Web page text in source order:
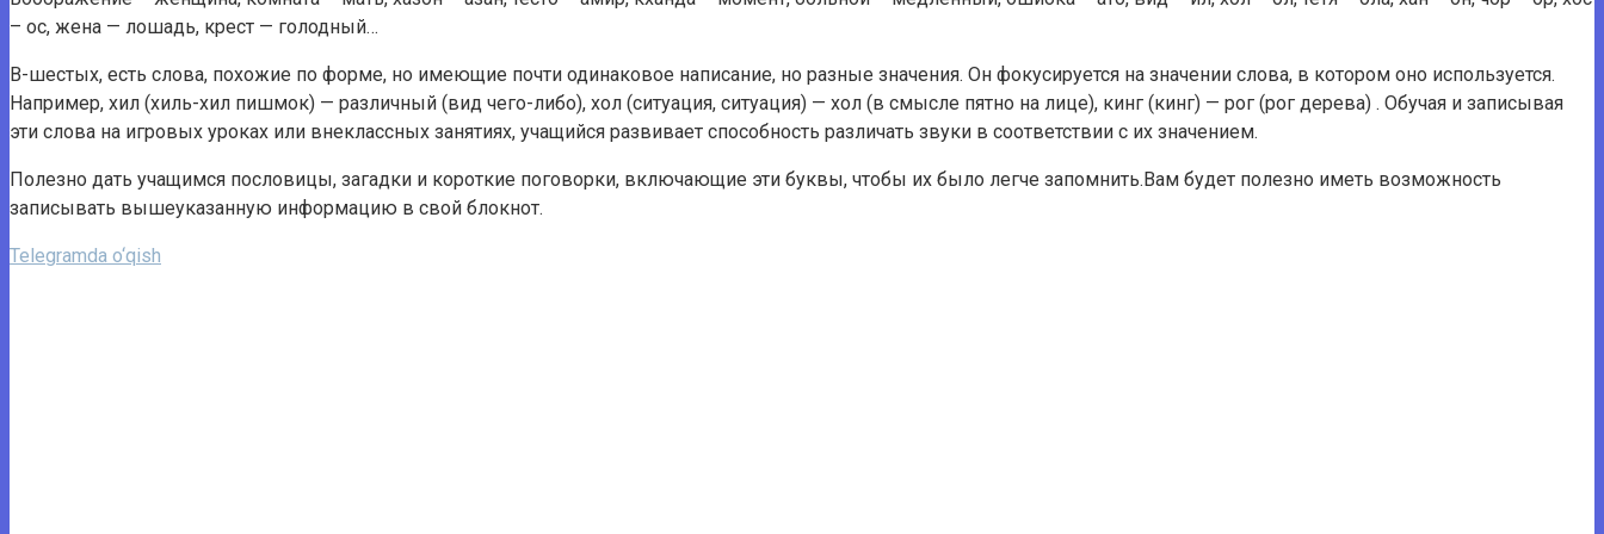
– ос, жена — лошадь, крест — голодный…
В-шестых, есть слова, похожие по форме, но имеющие почти одинаковое написание, но разные значения. Он фокусируется на значении слова, в котором оно используется.
Например, хил (хиль-хил пишмок) — различный (вид чего-либо), хол (ситуация, ситуация) — хол (в смысле пятно на лице), кинг (кинг) — рог (рог дерева) . Обучая и записывая
эти слова на игровых уроках или внеклассных занятиях, учащийся развивает способность различать звуки в соответствии с их значением.
Полезно дать учащимся пословицы, загадки и короткие поговорки, включающие эти буквы, чтобы их было легче запомнить.Вам будет полезно иметь возможность
записывать вышеуказанную информацию в свой блокнот.
Telegramda o‘qish